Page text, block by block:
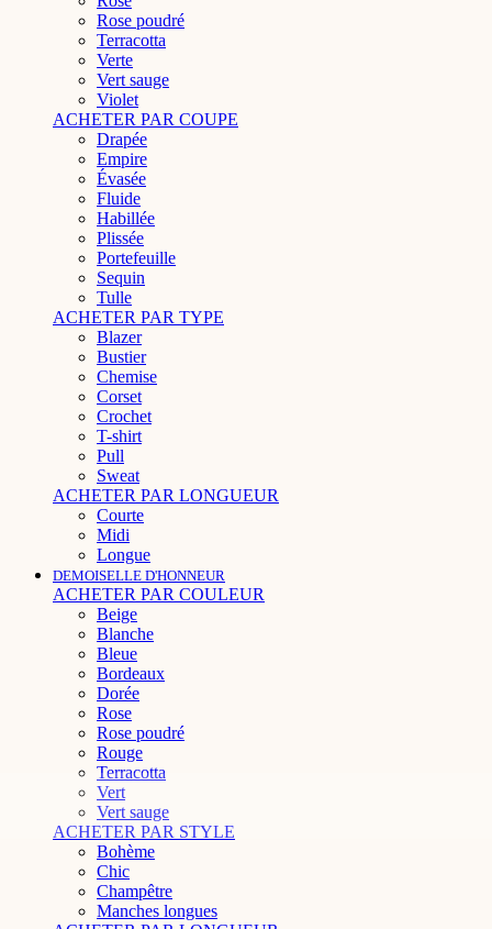
Rose poudré
Terracotta
Verte
Vert sauge
Violet
ACHETER PAR COUPE
Drapée
Empire
Évasée
Fluide
Habillée
Plissée
Portefeuille
Sequin
Tulle
ACHETER PAR TYPE
Blazer
Bustier
Chemise
Corset
Crochet
T-shirt
Pull
Sweat
ACHETER PAR LONGUEUR
Courte
Midi
Longue
DEMOISELLE D'HONNEUR
ACHETER PAR COULEUR
Beige
Blanche
Bleue
Bordeaux
Dorée
Rose
Rose poudré
Rouge
Terracotta
Vert
Vert sauge
ACHETER PAR STYLE
Bohème
Chic
Champêtre
Manches longues